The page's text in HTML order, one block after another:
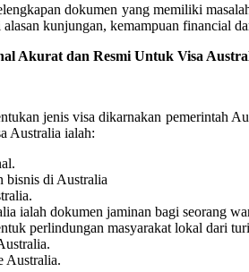
dokumen yang memiliki
kunjungan, kemampuan financial
Akurat dan Resmi Untuk Visa
jenis visa dikarnakan pemerintah
Australia ialah:
bisnis di Australia
ialah dokumen jaminan bagi seorang
perlindungan masyarakat lokal dari
Australia.